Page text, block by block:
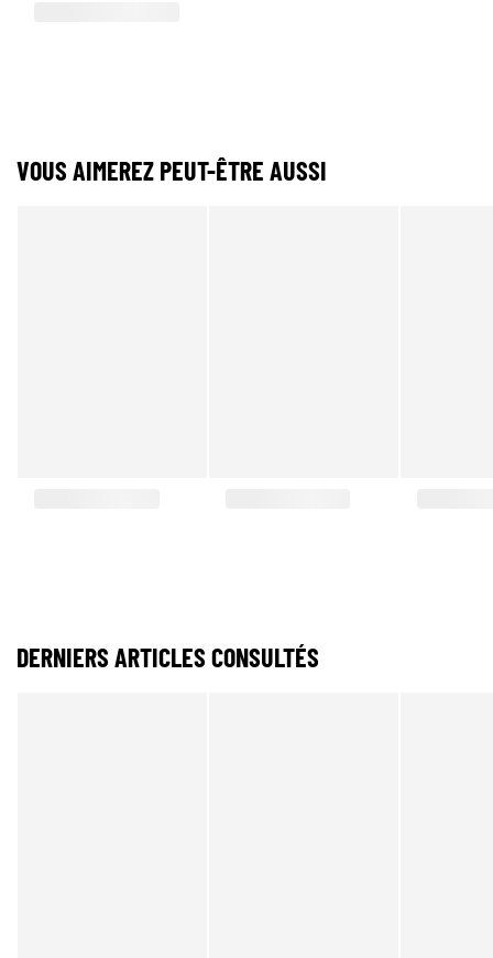
VOUS AIMEREZ PEUT-ÊTRE AUSSI
DERNIERS ARTICLES CONSULTÉS